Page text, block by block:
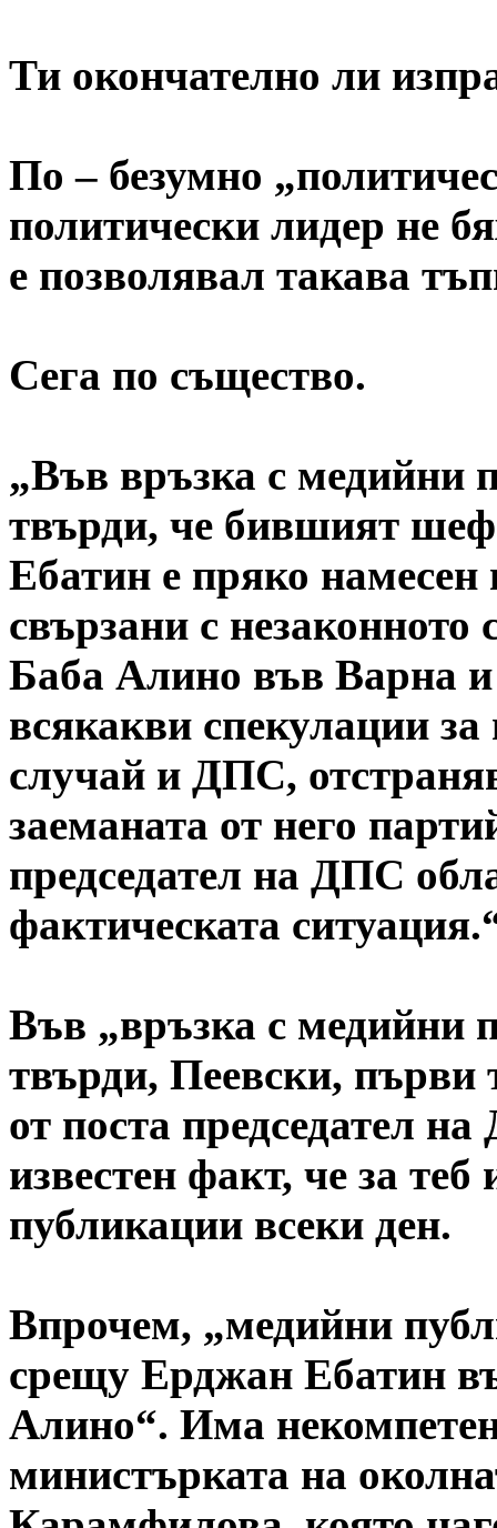
Ти окончателно ли
По – безумно
политически лидер не
е позволявал такава
Сега по същество.
„Във връзка с медийни
твърди, че бившият
Ебатин е пряко намесен
свързани с незаконното
Баба Алино във Варна и
всякакви спекулации
случай и ДПС,
заеманата от него
председател на ДПС
фактическата
Във „връзка с медийни
твърди, Пеевски, първи
от поста председател
известен факт, че за
публикации всеки ден.
Впрочем, „медийни
срещу Ерджан Ебатин
Алино“. Има
министърката на